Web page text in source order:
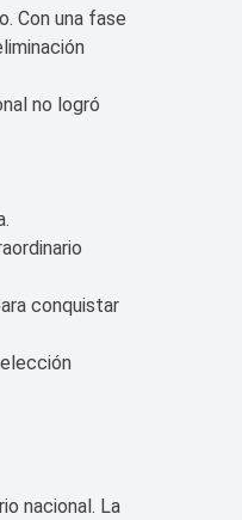
Con una fase
no logró
conquistar
nacional. La